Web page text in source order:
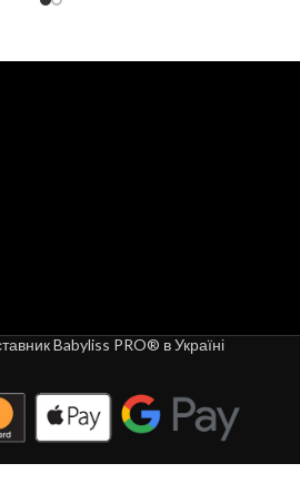
Babyliss PRO® в Україні